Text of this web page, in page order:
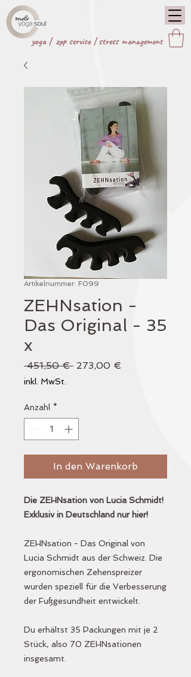
yoga | zpp service|stress management
Artikelnummer: F099
ZEHNsation -
Das Original - 35
x
451,50 € Standardpreis
273,00 €
inkl. MwSt.
Anzahl *
In den Warenkorb
Die ZEHNsation von Lucia Schmidt!
Exklusiv in Deutschland nur hier!
ZEHNsation - Das Original von
Lucia Schmidt aus der Schweiz. Die
ergonomischen Zehenspreizer
wurden speziell für die Verbesserung
der Fußgesundheit entwickelt.
Du erhältst 35 Packungen mit je 2
Stück, also 70 ZEHNsationen
insgesamt.